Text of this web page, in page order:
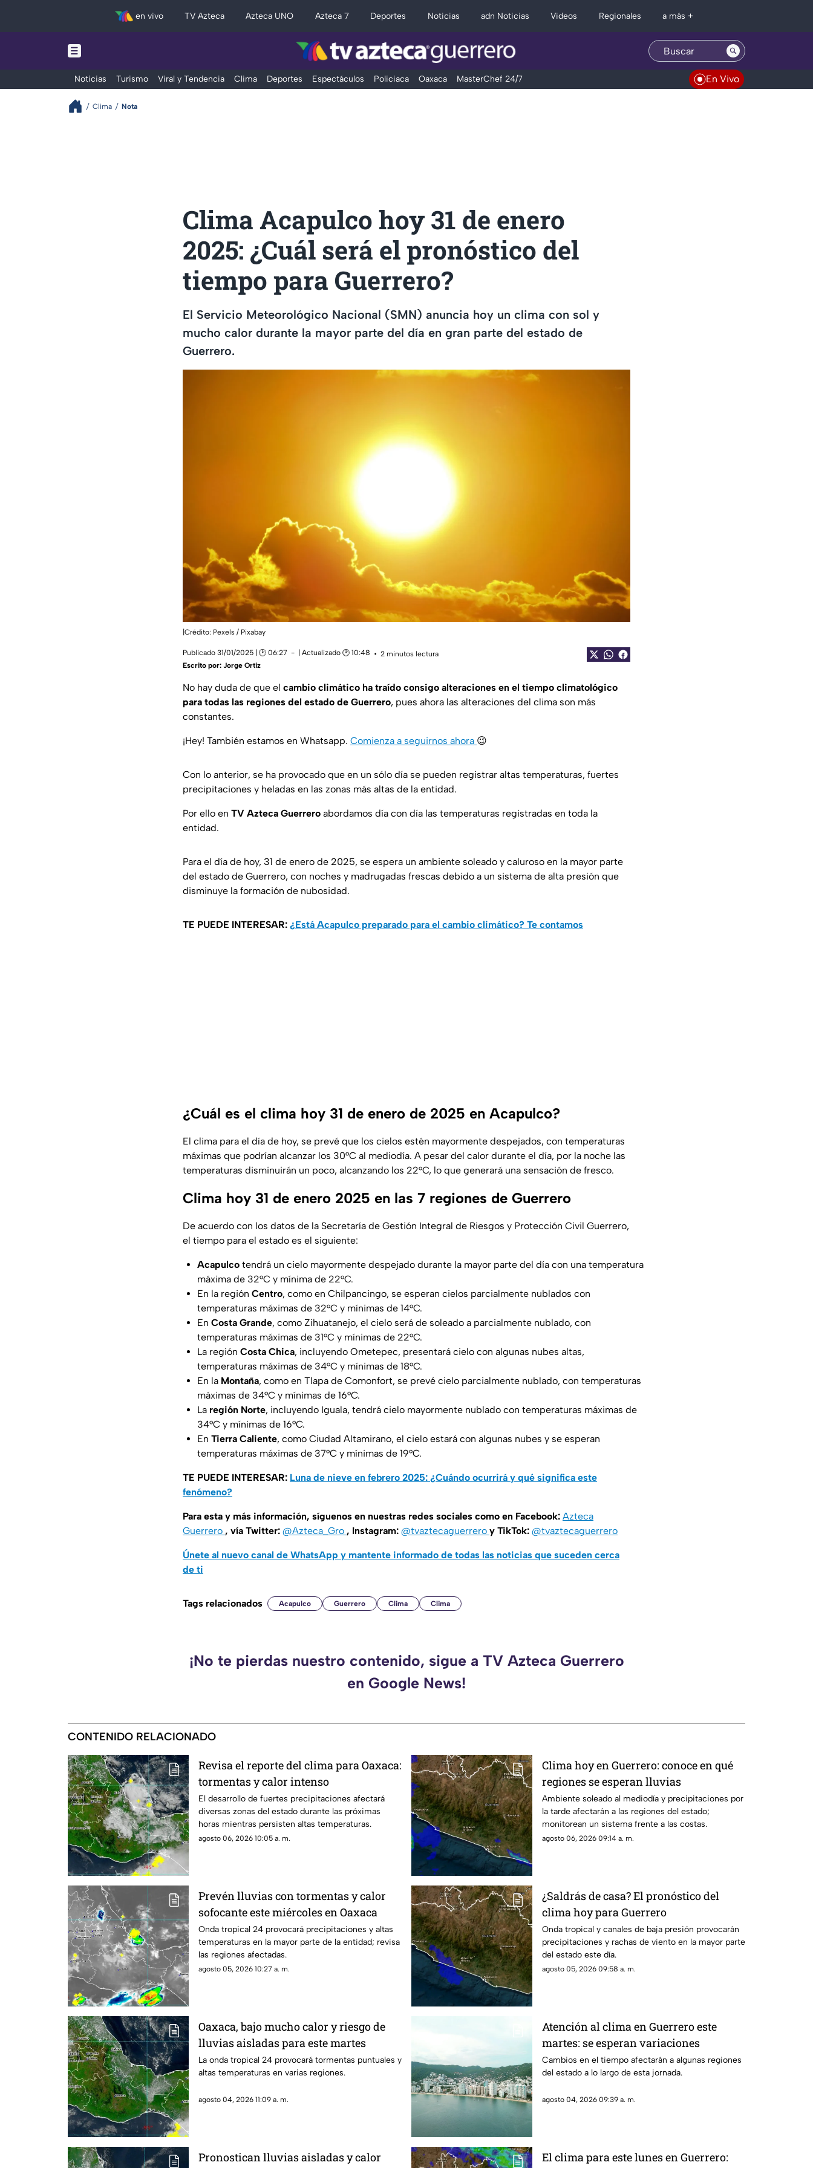
en vivo TV Azteca Azteca UNO Azteca 7 Deportes Noticias adn Noticias Videos Regionales a más +
Noticias Turismo Viral y Tendencia Clima Deportes Espectáculos Policiaca Oaxaca MasterChef 24/7 En Vivo
Clima Nota
Clima Acapulco hoy 31 de enero
2025: ¿Cuál será el pronóstico del
tiempo para Guerrero?
El Servicio Meteorológico Nacional (SMN) anuncia hoy un clima con sol y
mucho calor durante la mayor parte del día en gran parte del estado de
Guerrero.
|Crédito: Pexels / Pixabay
Publicado 31/01/2025 | 🕑 06:27 | Actualizado 🕑 10:48
2 minutos lectura
Escrito por: Jorge Ortiz
No hay duda de que el cambio climático ha traído consigo alteraciones en el tiempo climatológico
para todas las regiones del estado de Guerrero, pues ahora las alteraciones del clima son más
constantes.
¡Hey! También estamos en Whatsapp. Comienza a seguirnos ahora 😉
Con lo anterior, se ha provocado que en un sólo día se pueden registrar altas temperaturas, fuertes
precipitaciones y heladas en las zonas más altas de la entidad.
Por ello en TV Azteca Guerrero abordamos día con día las temperaturas registradas en toda la
entidad.
Para el día de hoy, 31 de enero de 2025, se espera un ambiente soleado y caluroso en la mayor parte
del estado de Guerrero, con noches y madrugadas frescas debido a un sistema de alta presión que
disminuye la formación de nubosidad.
TE PUEDE INTERESAR: ¿Está Acapulco preparado para el cambio climático? Te contamos
¿Cuál es el clima hoy 31 de enero de 2025 en Acapulco?
El clima para el día de hoy, se prevé que los cielos estén mayormente despejados, con temperaturas
máximas que podrían alcanzar los 30°C al mediodía. A pesar del calor durante el día, por la noche las
temperaturas disminuirán un poco, alcanzando los 22°C, lo que generará una sensación de fresco.
Clima hoy 31 de enero 2025 en las 7 regiones de Guerrero
De acuerdo con los datos de la Secretaría de Gestión Integral de Riesgos y Protección Civil Guerrero,
el tiempo para el estado es el siguiente:
Acapulco tendrá un cielo mayormente despejado durante la mayor parte del día con una temperatura
máxima de 32°C y mínima de 22°C.
En la región Centro, como en Chilpancingo, se esperan cielos parcialmente nublados con
temperaturas máximas de 32°C y mínimas de 14°C.
En Costa Grande, como Zihuatanejo, el cielo será de soleado a parcialmente nublado, con
temperaturas máximas de 31°C y mínimas de 22°C.
La región Costa Chica, incluyendo Ometepec, presentará cielo con algunas nubes altas,
temperaturas máximas de 34°C y mínimas de 18°C.
En la Montaña, como en Tlapa de Comonfort, se prevé cielo parcialmente nublado, con temperaturas
máximas de 34°C y mínimas de 16°C.
La región Norte, incluyendo Iguala, tendrá cielo mayormente nublado con temperaturas máximas de
34°C y mínimas de 16°C.
En Tierra Caliente, como Ciudad Altamirano, el cielo estará con algunas nubes y se esperan
temperaturas máximas de 37°C y mínimas de 19°C.
TE PUEDE INTERESAR: Luna de nieve en febrero 2025: ¿Cuándo ocurrirá y qué significa este
fenómeno?
Para esta y más información, síguenos en nuestras redes sociales como en Facebook: Azteca
Guerrero , vía Twitter: @Azteca_Gro , Instagram: @tvaztecaguerrero y TikTok: @tvaztecaguerrero
Únete al nuevo canal de WhatsApp y mantente informado de todas las noticias que suceden cerca
de ti
Tags relacionados Acapulco Guerrero Clima Clima
¡No te pierdas nuestro contenido, sigue a TV Azteca Guerrero
en Google News!
CONTENIDO RELACIONADO
Revisa el reporte del clima para Oaxaca:
tormentas y calor intenso
El desarrollo de fuertes precipitaciones afectará
diversas zonas del estado durante las próximas
horas mientras persisten altas temperaturas.
agosto 06, 2026 10:05 a. m.
Clima hoy en Guerrero: conoce en qué
regiones se esperan lluvias
Ambiente soleado al mediodía y precipitaciones por
la tarde afectarán a las regiones del estado;
monitorean un sistema frente a las costas.
agosto 06, 2026 09:14 a. m.
Prevén lluvias con tormentas y calor
sofocante este miércoles en Oaxaca
Onda tropical 24 provocará precipitaciones y altas
temperaturas en la mayor parte de la entidad; revisa
las regiones afectadas.
agosto 05, 2026 10:27 a. m.
¿Saldrás de casa? El pronóstico del
clima hoy para Guerrero
Onda tropical y canales de baja presión provocarán
precipitaciones y rachas de viento en la mayor parte
del estado este día.
agosto 05, 2026 09:58 a. m.
Oaxaca, bajo mucho calor y riesgo de
lluvias aisladas para este martes
La onda tropical 24 provocará tormentas puntuales y
altas temperaturas en varias regiones.
agosto 04, 2026 11:09 a. m.
Atención al clima en Guerrero este
martes: se esperan variaciones
Cambios en el tiempo afectarán a algunas regiones
del estado a lo largo de esta jornada.
agosto 04, 2026 09:39 a. m.
Pronostican lluvias aisladas y calor
El clima para este lunes en Guerrero: